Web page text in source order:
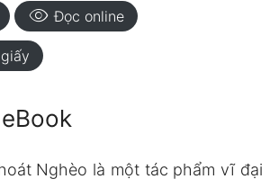
visibility Đọc online
Nghèo là một tác phẩm vĩ đại